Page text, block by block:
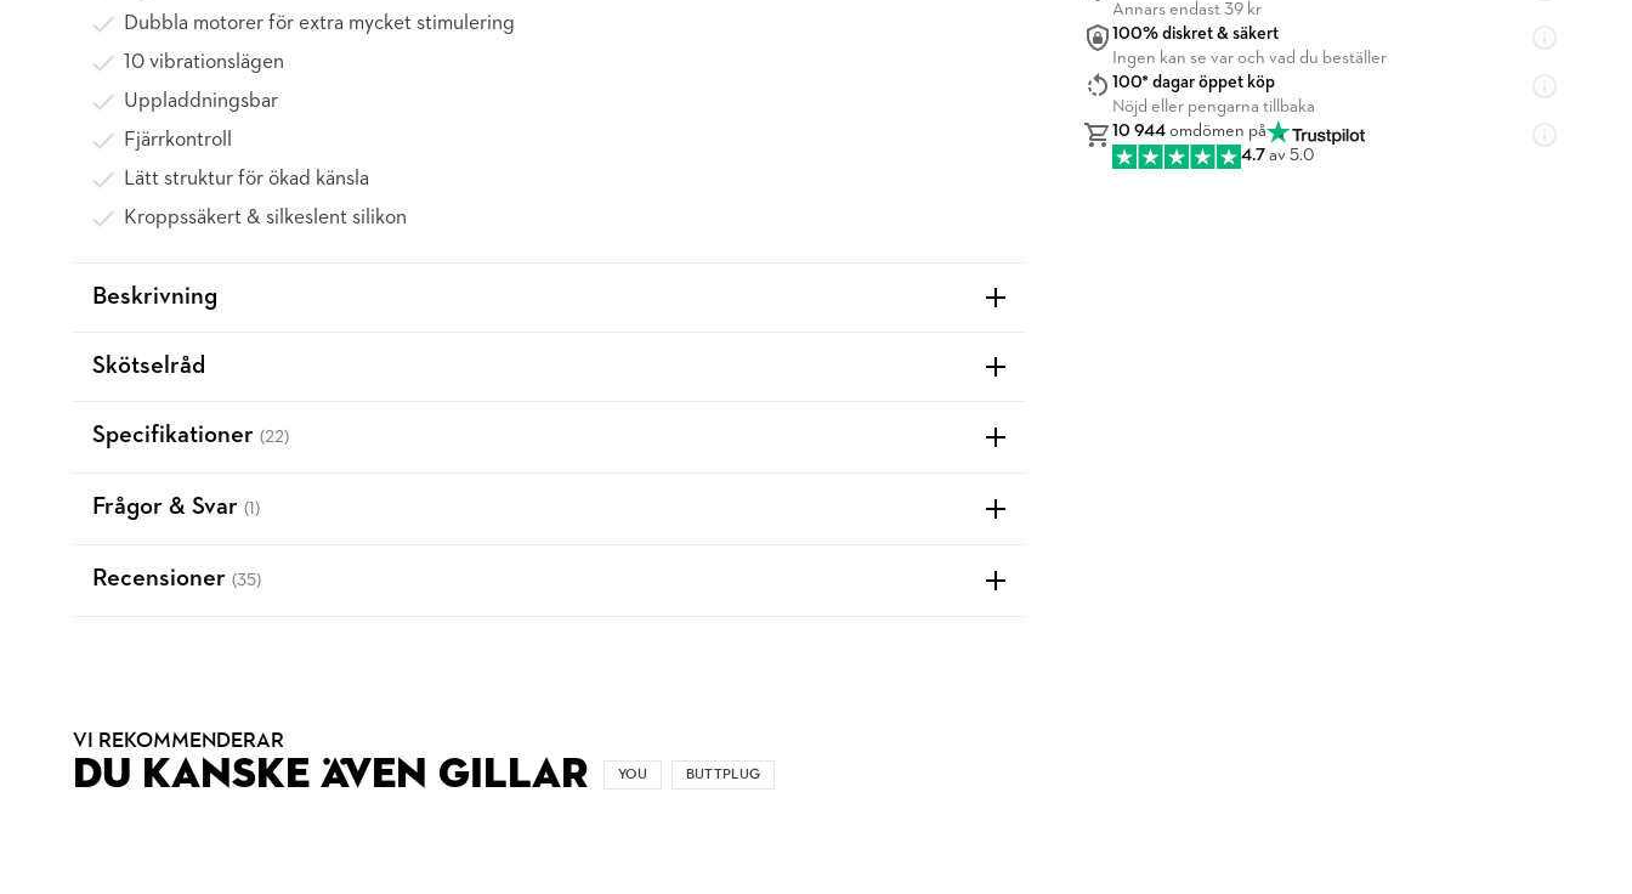
Annars endast 39 kr
100% diskret & säkert
Ingen kan se var och vad du beställer
100* dagar öppet köp
Nöjd eller pengarna tillbaka
10 944 omdömen på
4.7 av 5.0
Dubbla motorer för extra mycket stimulering
10 vibrationslägen
Uppladdningsbar
Fjärrkontroll
Lätt struktur för ökad känsla
Kroppssäkert & silkeslent silikon
Beskrivning
Skötselråd
Specifikationer (22)
Frågor & Svar (1)
Recensioner (35)
VI REKOMMENDERAR
DU KANSKE ÄVEN GILLAR YOU BUTTPLUG